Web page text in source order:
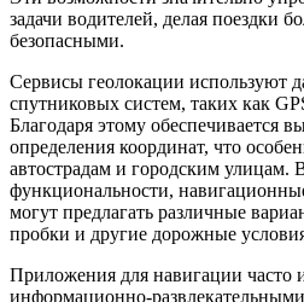
задачи водителей, делая поездки
безопасными.
Сервисы геолокации используют
спутниковых систем, таких как
Благодаря этому обеспечивается
определения координат, что
автострадам и городским улицам.
функциональности,
могут предлагать различные
пробки и другие дорожные
Приложения для навигации часто
информационно-